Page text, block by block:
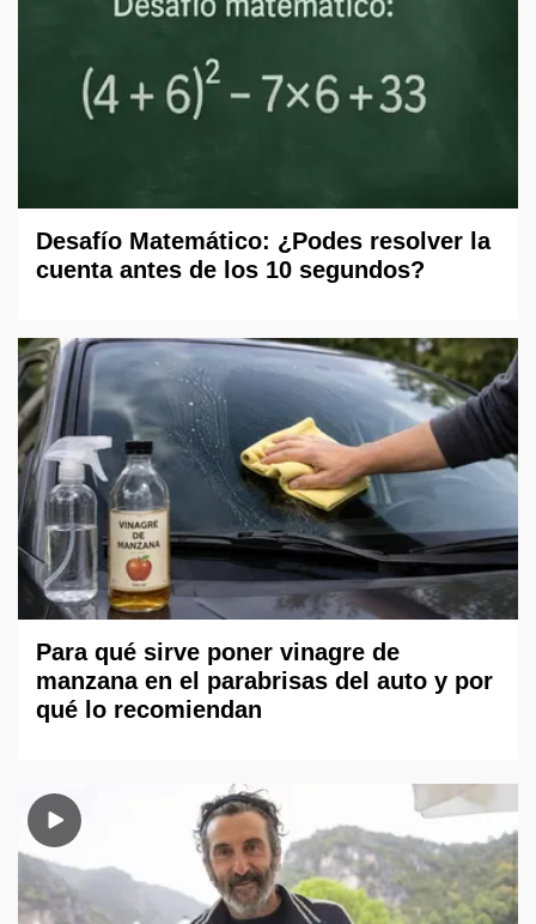
Desafío Matemático: ¿Podes resolver la
cuenta antes de los 10 segundos?
Para qué sirve poner vinagre de
manzana en el parabrisas del auto y por
qué lo recomiendan